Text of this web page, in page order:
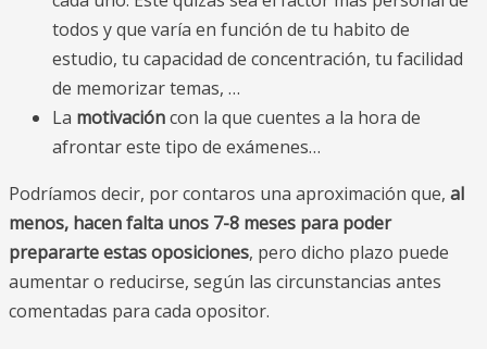
todos y que varía en función de tu habito de
estudio, tu capacidad de concentración, tu facilidad
de memorizar temas, …
La motivacióncon la que cuentes a la hora de
afrontar este tipo de exámenes…
Podríamos decir, por contaros una aproximación que, al
menos, hacen falta unos 7-8 meses para poder
prepararte estas oposiciones, pero dicho plazo puede
aumentar o reducirse, según las circunstancias antes
comentadas para cada opositor.